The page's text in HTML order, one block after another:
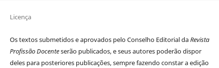
Licença
Os textos submetidos e aprovados pelo Conselho Editorial daRevista
Profissão Docenteserão publicados, e seus autores poderão dispor
deles para posteriores publicações, sempre fazendo constar a edição